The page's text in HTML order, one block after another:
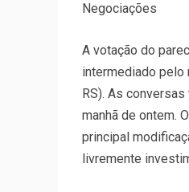
Negociações
A votação do
intermediado pelo
RS). As
manhã de ontem.
principal
livremente